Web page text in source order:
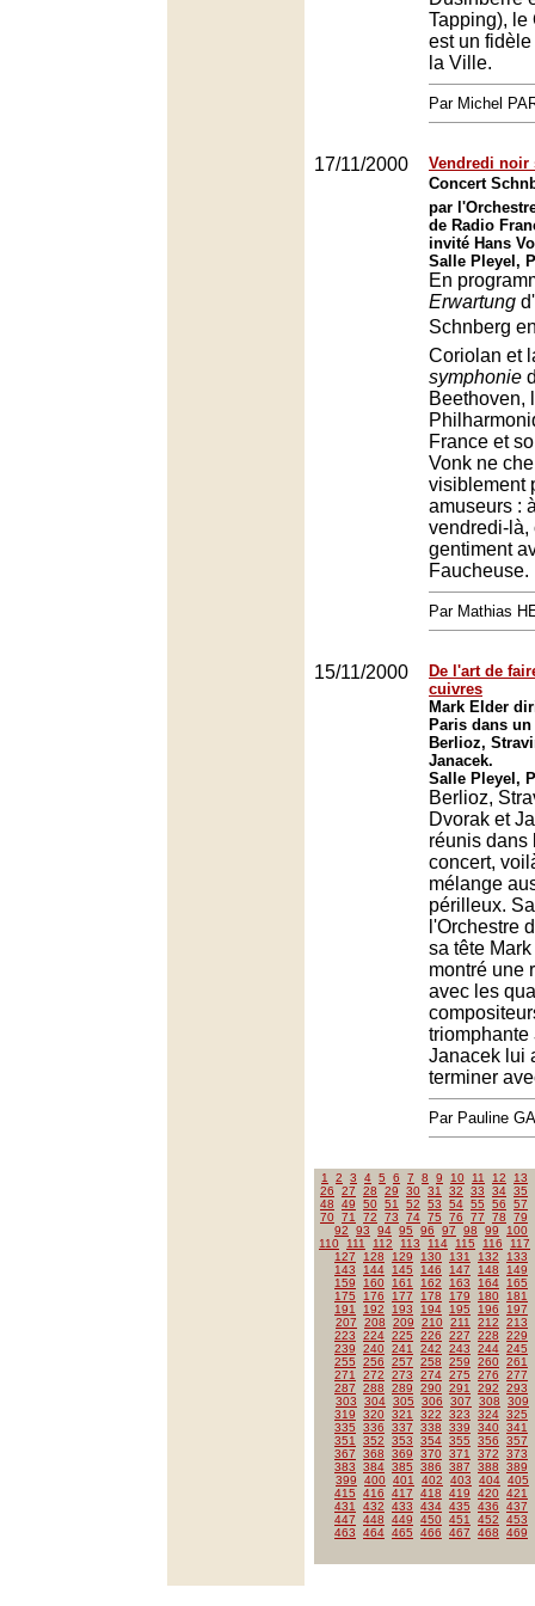
Tapping), le
est un
la Ville.
Par Michel
17/11/2000
Vendredi noir
Concert
par
de Radio
invité Hans
Salle Pleyel,
En
Erwartung
Schnberg
Coriolan et
symphonie
Beethoven,
France et
Vonk ne
visiblement
amuseurs :
vendredi-là,
gentiment
Faucheuse.
Par Mathias
15/11/2000
De l'art de
cuivres
Mark Elder
Paris dans
Berlioz,
Janacek.
Salle Pleyel,
Berlioz,
Dvorak et
réunis dans
concert,
mélange
périlleux.
l'Orchestre
sa tête
montré une
avec les
triomphante
Janacek lui
terminer
Par Pauline
1 2 3 4 5 6 7 8 9 10 11 12
13
26
27 28 29 30 31 32 33 34 35
48
49 50 51 52 53 54 55 56
57
70 71 72 73 74 75 76 77 78
79
92
93 94 95 96 97 98 99
100
110
111 112 113 114 115 116
117
127
128 129 130 131 132
133
143
144 145 146 147 148
149
159
160 161 162 163 164
165
175
176 177 178 179 180
181
191
192 193 194 195 196
197
207
208 209 210 211 212
213
223
224 225 226 227 228
229
239
240 241 242 243 244 245
255
256 257 258 259 260 261
271
272 273 274 275 276
277
287
288 289 290 291 292
293
303
304 305 306 307 308
309
319
320 321 322 323 324 325
335
336 337 338 339 340 341
351
352 353 354 355 356
357
367
368 369 370 371 372
373
383
384 385 386 387 388
389
399
400 401 402 403 404 405
415
416 417 418 419 420 421
431
432 433 434 435 436
437
447
448 449 450 451 452
453
463
464 465 466 467 468 469